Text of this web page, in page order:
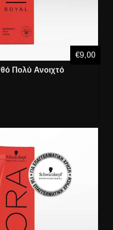
Πολύ Ανοιχτό
€9,00